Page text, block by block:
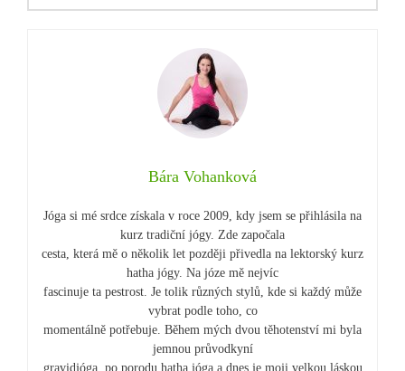
Bára Vohanková
Jóga si mé srdce získala v roce 2009, kdy jsem se přihlásila na
kurz tradiční jógy. Zde započala
cesta, která mě o několik let později přivedla na lektorský kurz
hatha jógy. Na józe mě nejvíc
fascinuje ta pestrost. Je tolik různých stylů, kde si každý může
vybrat podle toho, co
momentálně potřebuje. Během mých dvou těhotenství mi byla
jemnou průvodkyní
gravidjóga, po porodu hatha jóga a dnes je moji velkou láskou